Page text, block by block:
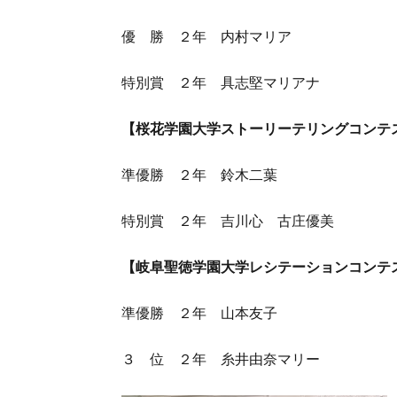
優 勝 ２年 内村マリア
特別賞 ２年 具志堅マリアナ
【桜花学園大学ストーリーテリングコン
準優勝 ２年 鈴木二葉
特別賞 ２年 吉川心 古庄優美
【岐阜聖徳学園大学レシテーションコン
準優勝 ２年 山本友子
３ 位 ２年 糸井由奈マリー